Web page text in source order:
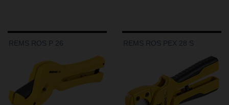
REMS ROS P 26 REMS ROS PEX 28 S